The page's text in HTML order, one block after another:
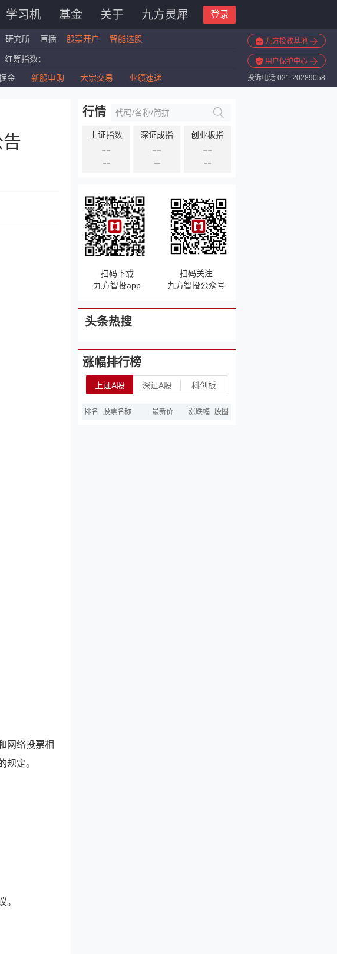
学习机 基金 关于 九方灵犀 登录
研究所 直播 股票开户 智能选股 九方投教基地
用户保护中心
投诉电话 021-20289058
红筹指数：
道琼斯ETF：
金 新股申购 大宗交易 业绩速递
网络投票相
规定。
。
行情
上证指数
--
--
深证成指
--
--
创业板指
--
--
扫码下载
九方智投app
扫码关注
九方智投公众号
头条热搜
涨幅排行榜
上证A股 深证A股 科创板
排名 股票名称 最新价 涨跌幅 股圈